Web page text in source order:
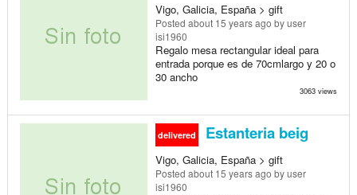
Vigo, Galicia, España > gift
Posted about 15 years ago by user
isi1960
Regalo mesa rectangular ideal para
entrada porque es de 70cmlargo y 20 o
30 ancho
3063 views
delivered Estanteria beig
Vigo, Galicia, España > gift
Posted about 15 years ago by user
isi1960